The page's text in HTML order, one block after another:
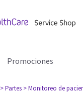
Promociones
> Partes > Monitoreo de